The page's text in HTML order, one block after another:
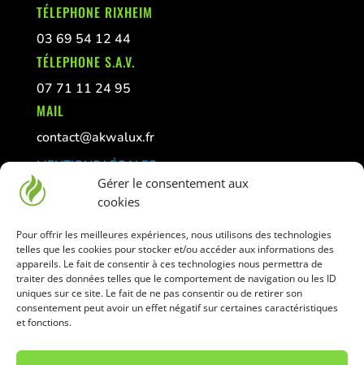
Gérer le consentement aux
cookies
Pour offrir les meilleures expériences, nous utilisons des technologies
telles que les cookies pour stocker et/ou accéder aux informations des
appareils. Le fait de consentir à ces technologies nous permettra de
traiter des données telles que le comportement de navigation ou les ID
uniques sur ce site. Le fait de ne pas consentir ou de retirer son
consentement peut avoir un effet négatif sur certaines caractéristiques
et fonctions.
TÉLEPHONE RIXHEIM
03 69 54 12 44
TÉLEPHONE S.A.V.
07 71 11 24 95
MAIL
contact@akwalux.fr
MENTIONS LÉGALES
CONFIDENTIALITÉ
GESTION DES COOKIES
La vente de liquide et matériel pour vaper est
interdite aux mineurs
Déconseillé aux femmes enceintes